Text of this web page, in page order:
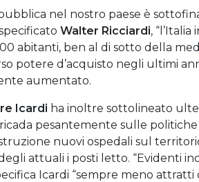
nel nostro paese è
Walter Ricciardi,
abitanti, ben al di sotto della
potere d’acquisto negli ultimi
aumentato.
Icardi ha inoltre sottolineato
pesantemente sulle
nuovi ospedali sul
attuali i posti letto. “Evidenti
Icardi “sempre meno